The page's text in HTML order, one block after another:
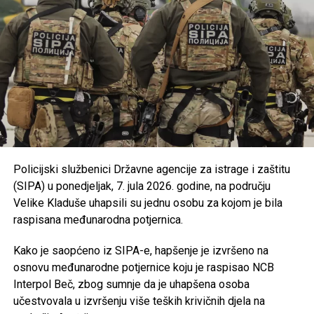
Usvojena je nova odluka kojom se uređuju uslovi i
kriteriji za ostvarivanje prava na prednost pri
zapošljavanju i zadržavanju na poslu pripadnika
branilačkih kategorija.
Podržan je projekat Osnovne škole “Jezerski” iz
Bosanske Krupe, koji se realizuje u saradnji s
UNDP-om u okviru aktivnosti zelene tranzicije u
Bosni i Hercegovini.
Bihaćko muftijstvo i Ilmijju u ukupnom iznosu od
147.000 KM.
Iz Vlade USK poručuju da će i u narednom periodu
obrazovanja, podršku boračkoj populaciji, razvoj
turizma i poboljšanje kvaliteta života građana
Unsko-sanskog kantona.
Policijski službenici Državne agencije za istrage i zaštitu
(SIPA) u ponedjeljak, 7. jula 2026. godine, na području
Velike Kladuše uhapsili su jednu osobu za kojom je bila
raspisana međunarodna potjernica.
Kako je saopćeno iz SIPA-e, hapšenje je izvršeno na
osnovu međunarodne potjernice koju je raspisao NCB
Interpol Beč, zbog sumnje da je uhapšena osoba
učestvovala u izvršenju više teških krivičnih djela na